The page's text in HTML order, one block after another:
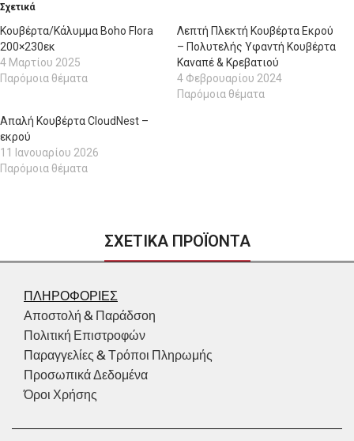
Σχετικά
Κουβέρτα/Κάλυμμα Βoho Flora
200×230εκ
4 Μαρτίου 2025
Παρόμοια θέματα
Λεπτή Πλεκτή Κουβέρτα Εκρού
– Πολυτελής Υφαντή Κουβέρτα
Καναπέ & Κρεβατιού
4 Φεβρουαρίου 2024
Παρόμοια θέματα
Απαλή Κουβέρτα CloudNest –
εκρού
11 Ιανουαρίου 2026
Παρόμοια θέματα
ΣΧΕΤΙΚΑ ΠΡΟΪΟΝΤΑ
ΠΛΗΡΟΦΟΡΙΕΣ
Αποστολή & Παράδσοη
Πολιτική Επιστροφών
Παραγγελίες & Τρόποι Πληρωμής
Προσωπικά Δεδομένα
Όροι Χρήσης